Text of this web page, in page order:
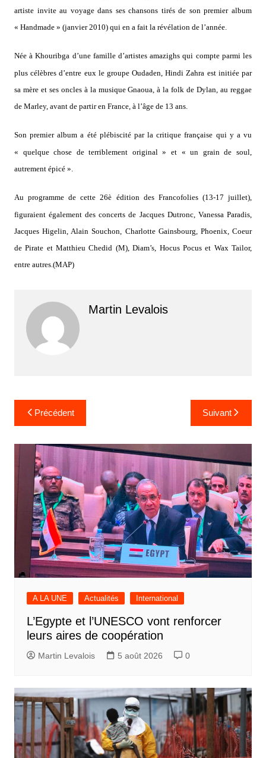
artiste invite au voyage dans ses chansons tirés de son premier album
« Handmade » (janvier 2010) qui en a fait la révélation de l’année.
Née à Khouribga d’une famille d’artistes amazighs qui compte parmi les
plus célèbres d’entre eux le groupe Oudaden, Hindi Zahra est initiée par
sa mère et ses oncles à la musique Gnaoua, à la folk de Dylan, au reggae
de Marley, avant de partir en France, à l’âge de 13 ans.
Son premier album a été plébiscité par la critique française qui y a vu
« quelque chose de terriblement original » et « un grain de soul,
autrement épicé ».
Au programme de cette 26è édition des Francofolies (13-17 juillet),
figuraient également des concerts de Jacques Dutronc, Vanessa Paradis,
Jacques Higelin, Alain Souchon, Charlotte Gainsbourg, Phoenix, Coeur
de Pirate et Matthieu Chedid (M), Diam’s, Hocus Pocus et Wax Tailor,
entre autres.(MAP)
Martin Levalois
Navigation
de
l’article
Précédent Suivant
A LA UNE Actualités International
L’Egypte et l’UNESCO vont renforcer
leurs aires de coopération
Martin Levalois 5 août 2026 0